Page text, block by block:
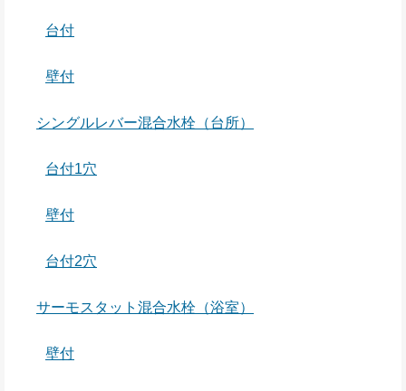
台付
壁付
シングルレバー混合水栓（台所）
台付1穴
壁付
台付2穴
サーモスタット混合水栓（浴室）
壁付